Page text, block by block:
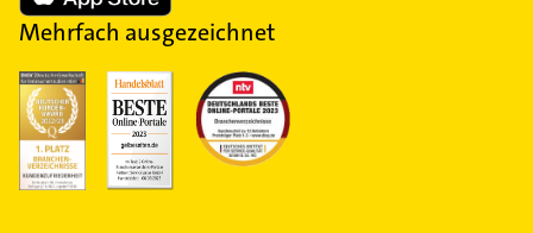
Mehrfach ausgezeichnet